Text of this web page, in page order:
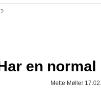
en
Mette Møller